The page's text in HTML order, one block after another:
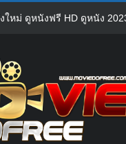
หม่ ดูหนังฟรี HD ดูหนัง